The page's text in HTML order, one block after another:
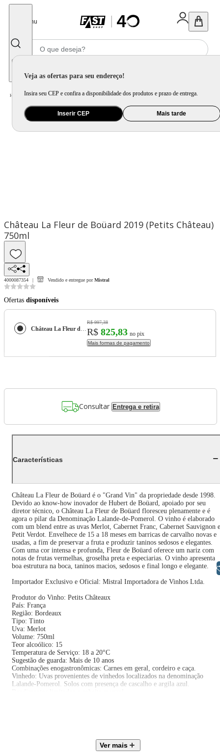
Menu
Veja as ofertas para seu endereço!
Insira seu CEP e confira a disponibilidade dos produtos e prazo de entrega.
Inserir CEP Mais tarde
Home Mercado / Bebida Vinho
Château La Fleur de Boüard 2019 (Petits Château)
750ml
4000087354 Vendido e entregue por Mistral
Ofertas disponíveis
Château La Fleur de Boüard 2019 (Petits Château) 750ml
R$ 997,38
R$ 825,83 no pix
Mais formas de pagamento
Consultar Entrega e retira
Características
Château La Fleur de Boüard é o "Grand Vin" da propriedade desde 1998.
Devido ao know-how inovador de Hubert de Boüard, apoiado por seu
diretor técnico, o Château La Fleur de Boüard floresceu plenamente e é
agora o pilar da Denominação Lalande-de-Pomerol. O vinho é elaborado
com um blend entre as uvas Merlot, Cabernet Franc, Cabernet Sauvignon e
Petit Verdot. Envelhece de 15 a 18 meses em barricas de carvalho novas e
usadas, a fim de preservar a fruta e produzir taninos sedosos e elegantes.
Com uma cor intensa e profunda, Fleur de Boüard oferece um nariz com
notas de frutas vermelhas, groselha preta e especiarias. O vinho apresenta
boa estrutura na boca, taninos macios, sedosos e final longo e elegante.
Importador Exclusivo e Oficial: Mistral Importadora de Vinhos Ltda.
Produtor do Vinho: Petits Châteaux
País: França
Região: Bordeaux
Tipo: Tinto
Uva: Merlot
Volume: 750ml
Teor alcoólico: 15
Temperatura de Serviço: 18 a 20°C
Sugestão de guarda: Mais de 10 anos
Combinações enogastronômicas: Carnes em geral, cordeiro e caça.
Vinhedo: Uvas provenientes de vinhedos localizados na denominação
Lalande-Pomerol. Solos com presença de cascalho e argila azul.
Pontuado por James Suckling em 2019: 93
Ver mais
Libras